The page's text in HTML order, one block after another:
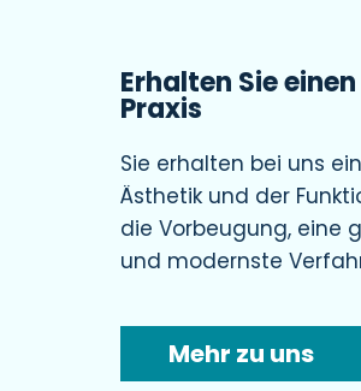
Erhalten Sie
Praxis
Sie erhalten bei uns
Ästhetik und der
die Vorbeugung, eine
und modernste
Mehr zu uns